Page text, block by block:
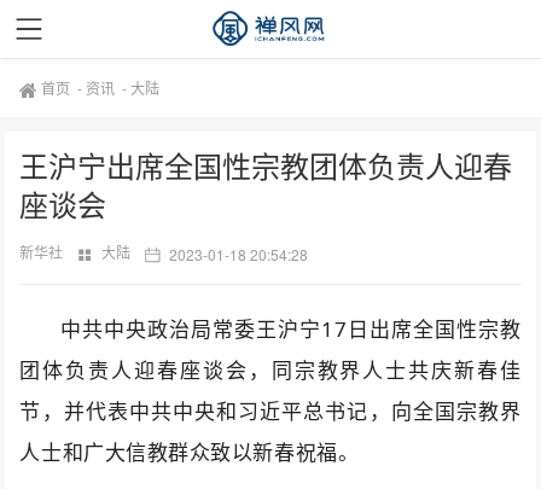
首页 - 资讯 -大陆
王沪宁出席全国性宗教团体负责人迎春
座谈会
新华社 大陆 2023-01-18 20:54:28
中共中央政治局常委王沪宁17 日出席全国性宗教
团体负责人迎春座谈会，同宗教界人士共庆新春佳
节，并代表中共中央和习近平总书记，向全国宗教界
人士和广大信教群众致以新春祝福。